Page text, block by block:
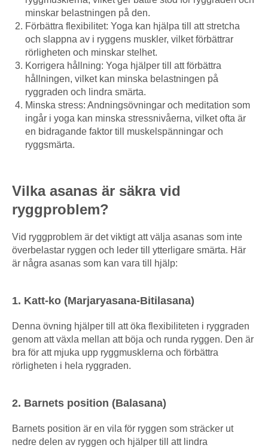
minskar belastningen på den.
Förbättra flexibilitet: Yoga kan hjälpa till att stretcha
och slappna av i ryggens muskler, vilket förbättrar
rörligheten och minskar stelhet.
Korrigera hållning: Yoga hjälper till att förbättra
hållningen, vilket kan minska belastningen på
ryggraden och lindra smärta.
Minska stress: Andningsövningar och meditation som
ingår i yoga kan minska stressnivåerna, vilket ofta är
en bidragande faktor till muskelspänningar och
ryggsmärta.
Vilka asanas är säkra vid
ryggproblem?
Vid ryggproblem är det viktigt att välja asanas som inte
överbelastar ryggen och leder till ytterligare smärta. Här
är några asanas som kan vara till hjälp:
1. Katt-ko (Marjaryasana-Bitilasana)
Denna övning hjälper till att öka flexibiliteten i ryggraden
genom att växla mellan att böja och runda ryggen. Den är
bra för att mjuka upp ryggmusklerna och förbättra
rörligheten i hela ryggraden.
2. Barnets position (Balasana)
Barnets position är en vila för ryggen som sträcker ut
nedre delen av ryggen och hjälper till att lindra